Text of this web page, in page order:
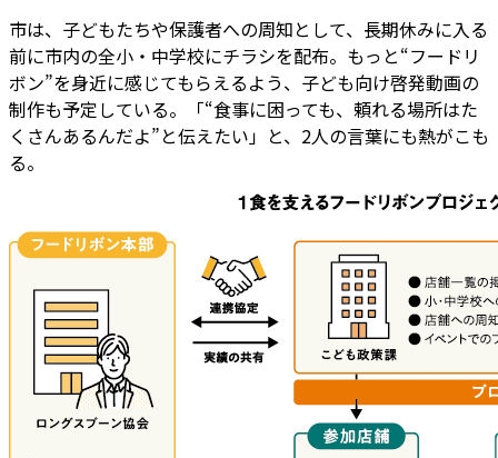
市は、子どもたちや保護者への周知として、長期休みに入る
前に市内の全小・中学校にチラシを配布。もっと“フードリ
ボン”を身近に感じてもらえるよう、子ども向け啓発動画の
制作も予定している。「“食事に困っても、頼れる場所はた
くさんあるんだよ”と伝えたい」と、2人の言葉にも熱がこも
る。